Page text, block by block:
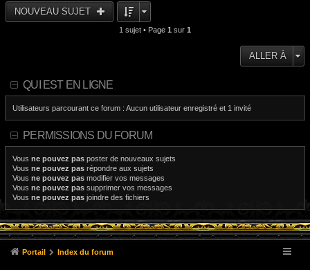
NOUVEAU SUJET
1 sujet • Page 1 sur 1
ALLER À
QUI EST EN LIGNE
Utilisateurs parcourant ce forum : Aucun utilisateur enregistré et 1 invité
PERMISSIONS DU FORUM
Vous ne pouvez pas poster de nouveaux sujets
Vous ne pouvez pas répondre aux sujets
Vous ne pouvez pas modifier vos messages
Vous ne pouvez pas supprimer vos messages
Vous ne pouvez pas joindre des fichiers
Portail Index du forum